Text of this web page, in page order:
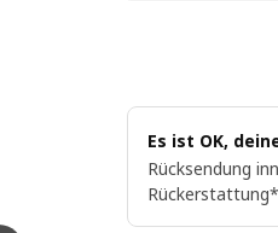
Es ist OK,
Rücksendung